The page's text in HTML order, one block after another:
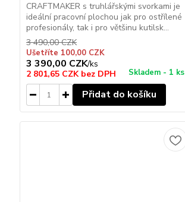
CRAFTMAKER s truhlářskými svorkami je
ideální pracovní plochou jak pro ostřílené
profesionály, tak i pro většinu kutilsk...
3 490,00 CZK
Ušetříte 100,00 CZK
3 390,00 CZK/ks
2 801,65 CZK bez DPH Skladem - 1 ks
Přidat do košíku